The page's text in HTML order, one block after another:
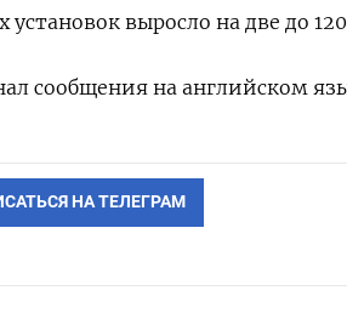
установок выросло на две до
сообщения на английском
НА ТЕЛЕГРАМ